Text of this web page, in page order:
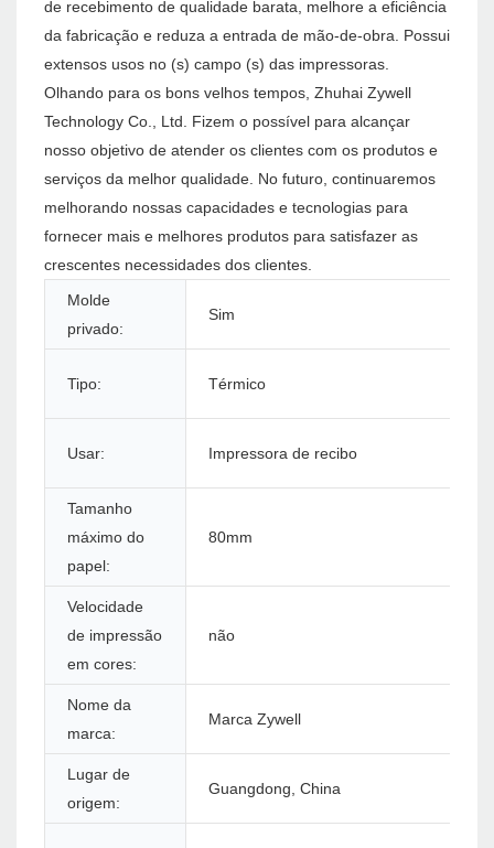
de recebimento de qualidade barata, melhore a eficiência
da fabricação e reduza a entrada de mão-de-obra. Possui
extensos usos no (s) campo (s) das impressoras.
Olhando para os bons velhos tempos, Zhuhai Zywell
Technology Co., Ltd. Fizem o possível para alcançar
nosso objetivo de atender os clientes com os produtos e
serviços da melhor qualidade. No futuro, continuaremos
melhorando nossas capacidades e tecnologias para
fornecer mais e melhores produtos para satisfazer as
crescentes necessidades dos clientes.
Molde
privado:
Sim
Tipo: Térmico
Usar: Impressora de recibo
Tamanho
máximo do
papel:
80mm
Velocidade
de impressão
em cores:
não
Nome da
marca:
Marca Zywell
Lugar de
origem:
Guangdong, China